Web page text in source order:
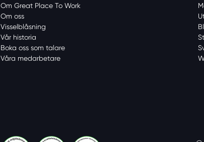
Om Great Place To Work
Om oss
Visselblåsning
Vår historia
Boka oss som talare
Våra medarbetare